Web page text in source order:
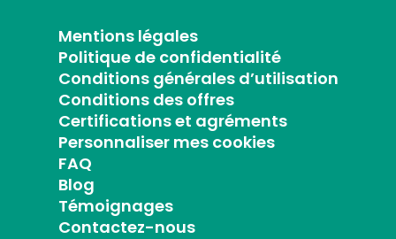
Mentions légales
Politique de confidentialité
Conditions générales d’utilisation
Conditions des offres
Certifications et agréments
Personnaliser mes cookies
FAQ
Blog
Témoignages
Contactez-nous